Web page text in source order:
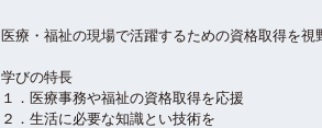
医療・福祉の現場で活躍するための資格取得を
学びの特長
１．医療事務や福祉の資格取得を応援
２．生活に必要な知識とい技術を